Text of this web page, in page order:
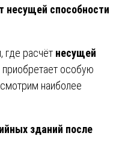
несущей способности
где расчёт несущей
приобретает особую
наиболее
зданий после